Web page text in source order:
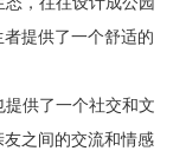
提供了一个舒适的
供了一个社交和文
之间的交流和情感